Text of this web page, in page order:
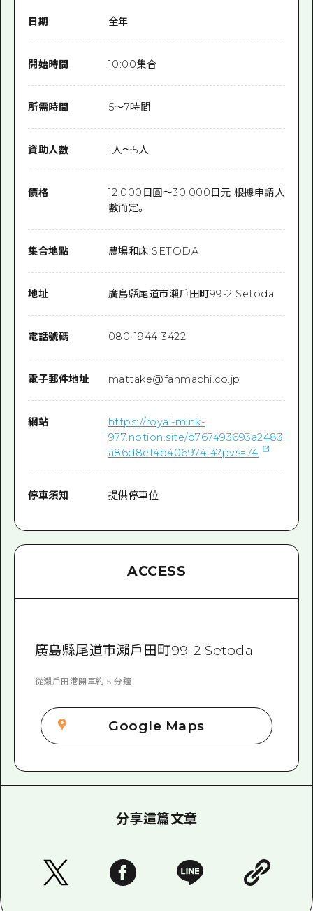
日期 全年
開始時間 10:00集合
所需時間 5〜7時間
資助人數 1人～5人
價格
12,000日圓～30,000日元 根據申請人
數而定。
集合地點 農場和床 SETODA
地址 廣島縣尾道市瀨戶田町99-2 Setoda
電話號碼 080-1944-3422
電子郵件地址 mattake@fanmachi.co.jp
網站
https://royal-mink-
977.notion.site/d767493693a2483
a86d8ef4b40697414?pvs=74
停車須知 提供停車位
ACCESS
廣島縣尾道市瀨戶田町99-2 Setoda
從瀨戶田港開車約 5 分鐘
Google Maps
分享這篇文章